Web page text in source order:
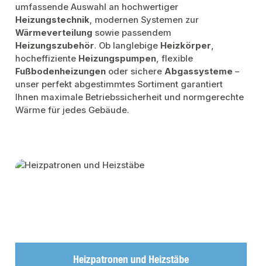
umfassende Auswahl an hochwertiger
Heizungstechnik, modernen Systemen zur
Wärmeverteilung sowie passendem
Heizungszubehör. Ob langlebige Heizkörper,
hocheffiziente Heizungspumpen, flexible
Fußbodenheizungen oder sichere Abgassysteme –
unser perfekt abgestimmtes Sortiment garantiert
Ihnen maximale Betriebssicherheit und normgerechte
Wärme für jedes Gebäude.
Kategoriegalerie überspringen
Heizpatronen und Heizstäbe